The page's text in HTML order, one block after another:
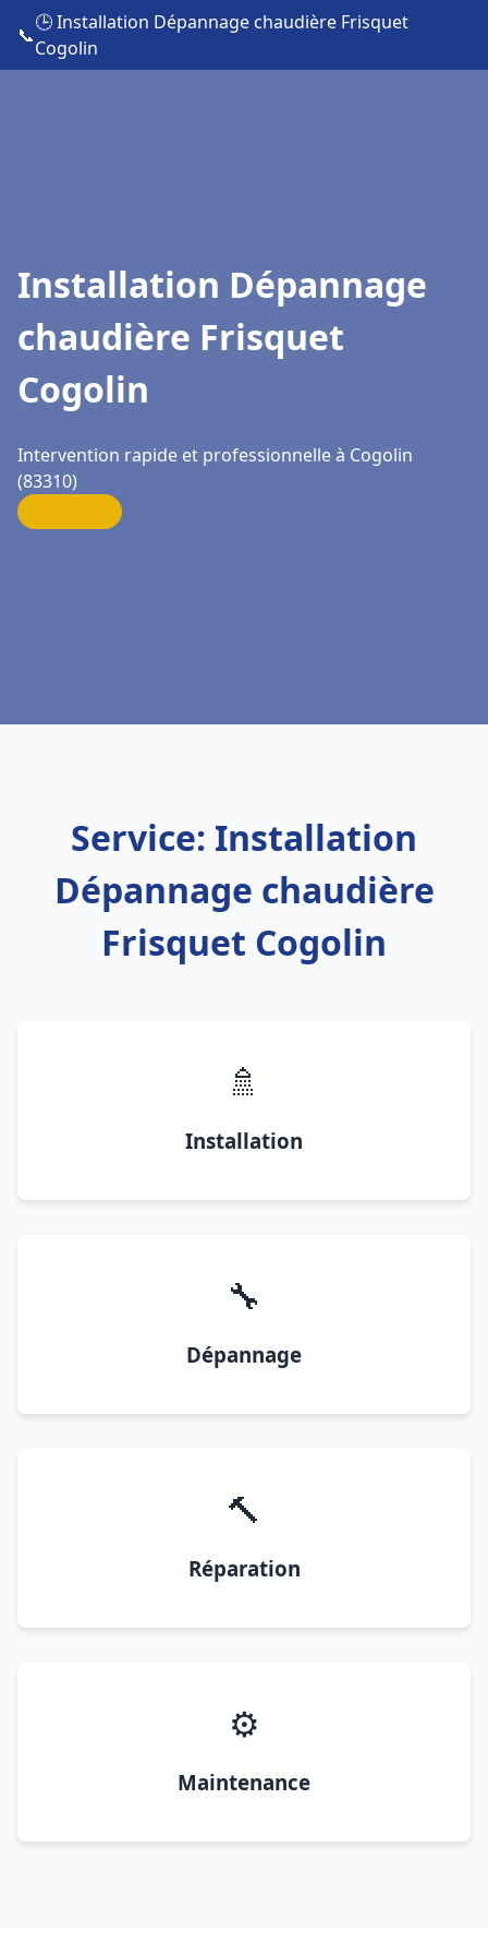
📞
🕒 Installation Dépannage chaudière Frisquet
Cogolin
Installation Dépannage
chaudière Frisquet
Cogolin
Intervention rapide et professionnelle à Cogolin
(83310)
Service: Installation
Dépannage chaudière
Frisquet Cogolin
🚿
Installation
🔧
Dépannage
🔨
Réparation
⚙️
Maintenance